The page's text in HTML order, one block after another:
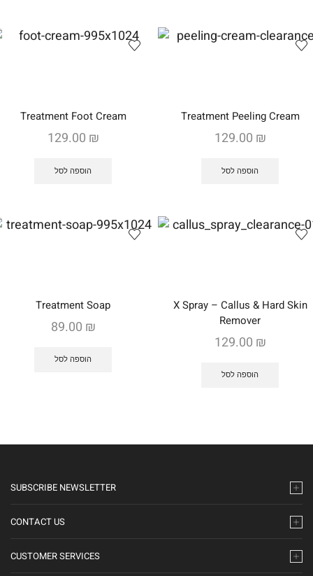
Treatment Foot Cream
129.00 ₪
הוספה לסל
Treatment Peeling Cream
129.00 ₪
הוספה לסל
Treatment Soap
89.00 ₪
הוספה לסל
X Spray – Callus & Hard Skin
Remover
129.00 ₪
הוספה לסל
SUBSCRIBE NEWSLETTER
CONTACT US
CUSTOMER SERVICES